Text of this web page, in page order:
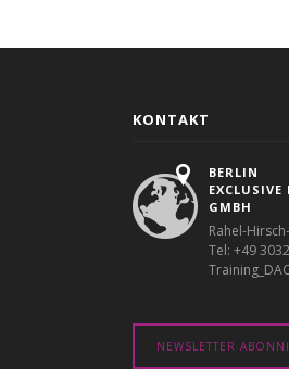
KONTAKT
BERLIN
GMBH
Rahel-
Tel: +49
NEWSLETTER